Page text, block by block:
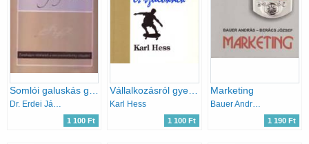
Dr. Erdei János
1 100 Ft
Karl Hess
1 100 Ft
Marketing
Bauer András; Berács József
1 190 Ft